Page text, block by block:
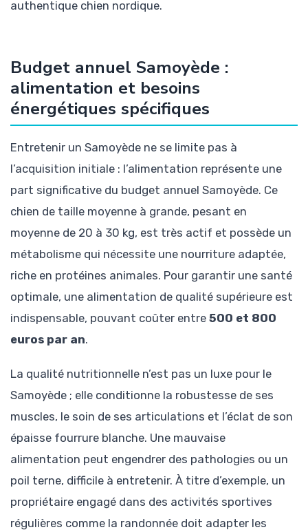
authentique chien nordique.
Budget annuel Samoyède :
alimentation et besoins
énergétiques spécifiques
Entretenir un Samoyède ne se limite pas à
l’acquisition initiale : l’alimentation représente une
part significative du budget annuel Samoyède. Ce
chien de taille moyenne à grande, pesant en
moyenne de 20 à 30 kg, est très actif et possède un
métabolisme qui nécessite une nourriture adaptée,
riche en protéines animales. Pour garantir une santé
optimale, une alimentation de qualité supérieure est
indispensable, pouvant coûter entre 500 et 800
euros par an.
La qualité nutritionnelle n’est pas un luxe pour le
Samoyède ; elle conditionne la robustesse de ses
muscles, le soin de ses articulations et l’éclat de son
épaisse fourrure blanche. Une mauvaise
alimentation peut engendrer des pathologies ou un
poil terne, difficile à entretenir. À titre d’exemple, un
propriétaire engagé dans des activités sportives
régulières comme la randonnée doit adapter les